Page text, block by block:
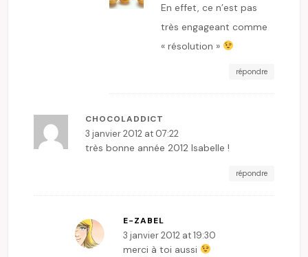
En effet, ce n’est pas
très engageant comme
« résolution »
répondre
CHOCOLADDICT
3 janvier 2012 at 07:22
très bonne année 2012 Isabelle !
répondre
E-ZABEL
3 janvier 2012 at 19:30
merci à toi aussi